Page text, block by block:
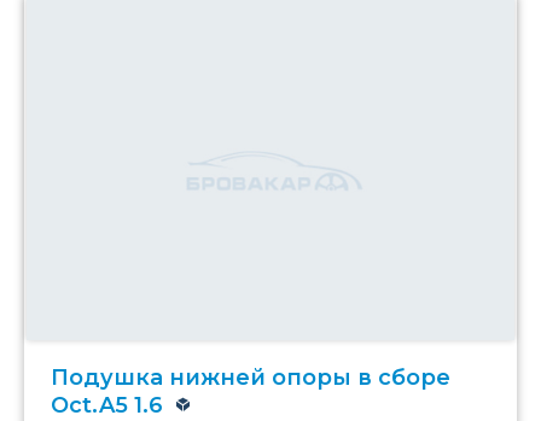
Подушка нижней опоры в сборе
Oct.A5 1.6